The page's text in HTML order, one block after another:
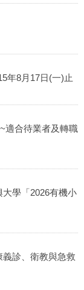
年8月17日(一)止
適合待業者及轉職
大學「2026有機小
義診、衛教與急救